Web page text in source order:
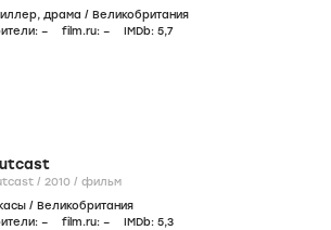
, драма / Великобритания
– film.ru: – IMDb: 5,7
Outcast / 2010 / фильм
/ Великобритания
– film.ru: – IMDb: 5,3